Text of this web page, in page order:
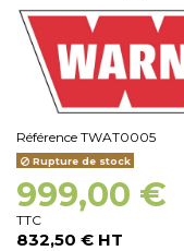
Référence TWAT0005
Rupture de stock
999,00 €
TTC
832,50 € HT